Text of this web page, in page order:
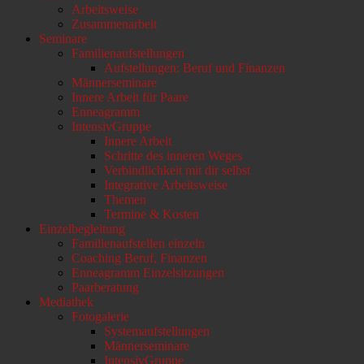
Arbeitsweise
Zusammenarbeit
Seminare
Familienaufstellungen
Aufstellungen: Beruf und Finanzen
Männerseminare
Innere Arbeit für Paare
Enneagramm
IntensivGruppe
Innere Arbeit
Schritte des inneren Weges
Verbindlichkeit mit dir selbst
Integrative Arbeitsweise
Themen
Termine & Kosten
Einzelbegleitung
Familienaufstellen einzeln
Coaching Beruf, Finanzen
Enneagramm Einzelsitzungen
Paarberatung
Mediathek
Fotogalerie
Systemaufstellungen
Männerseminare
IntensivGruppe